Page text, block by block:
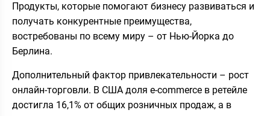
Продукты, которые помогают бизнесу развиваться и
получать конкурентные преимущества,
востребованы по всему миру – от Нью-Йорка до
Берлина.
Дополнительный фактор привлекательности – рост
онлайн-торговли. В США доля e-commerce в ретейле
достигла 16,1% от общих розничных продаж, а в